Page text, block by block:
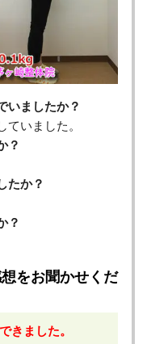
いましたか？
いました。
？
たか？
？
をお聞かせくだ
きました。